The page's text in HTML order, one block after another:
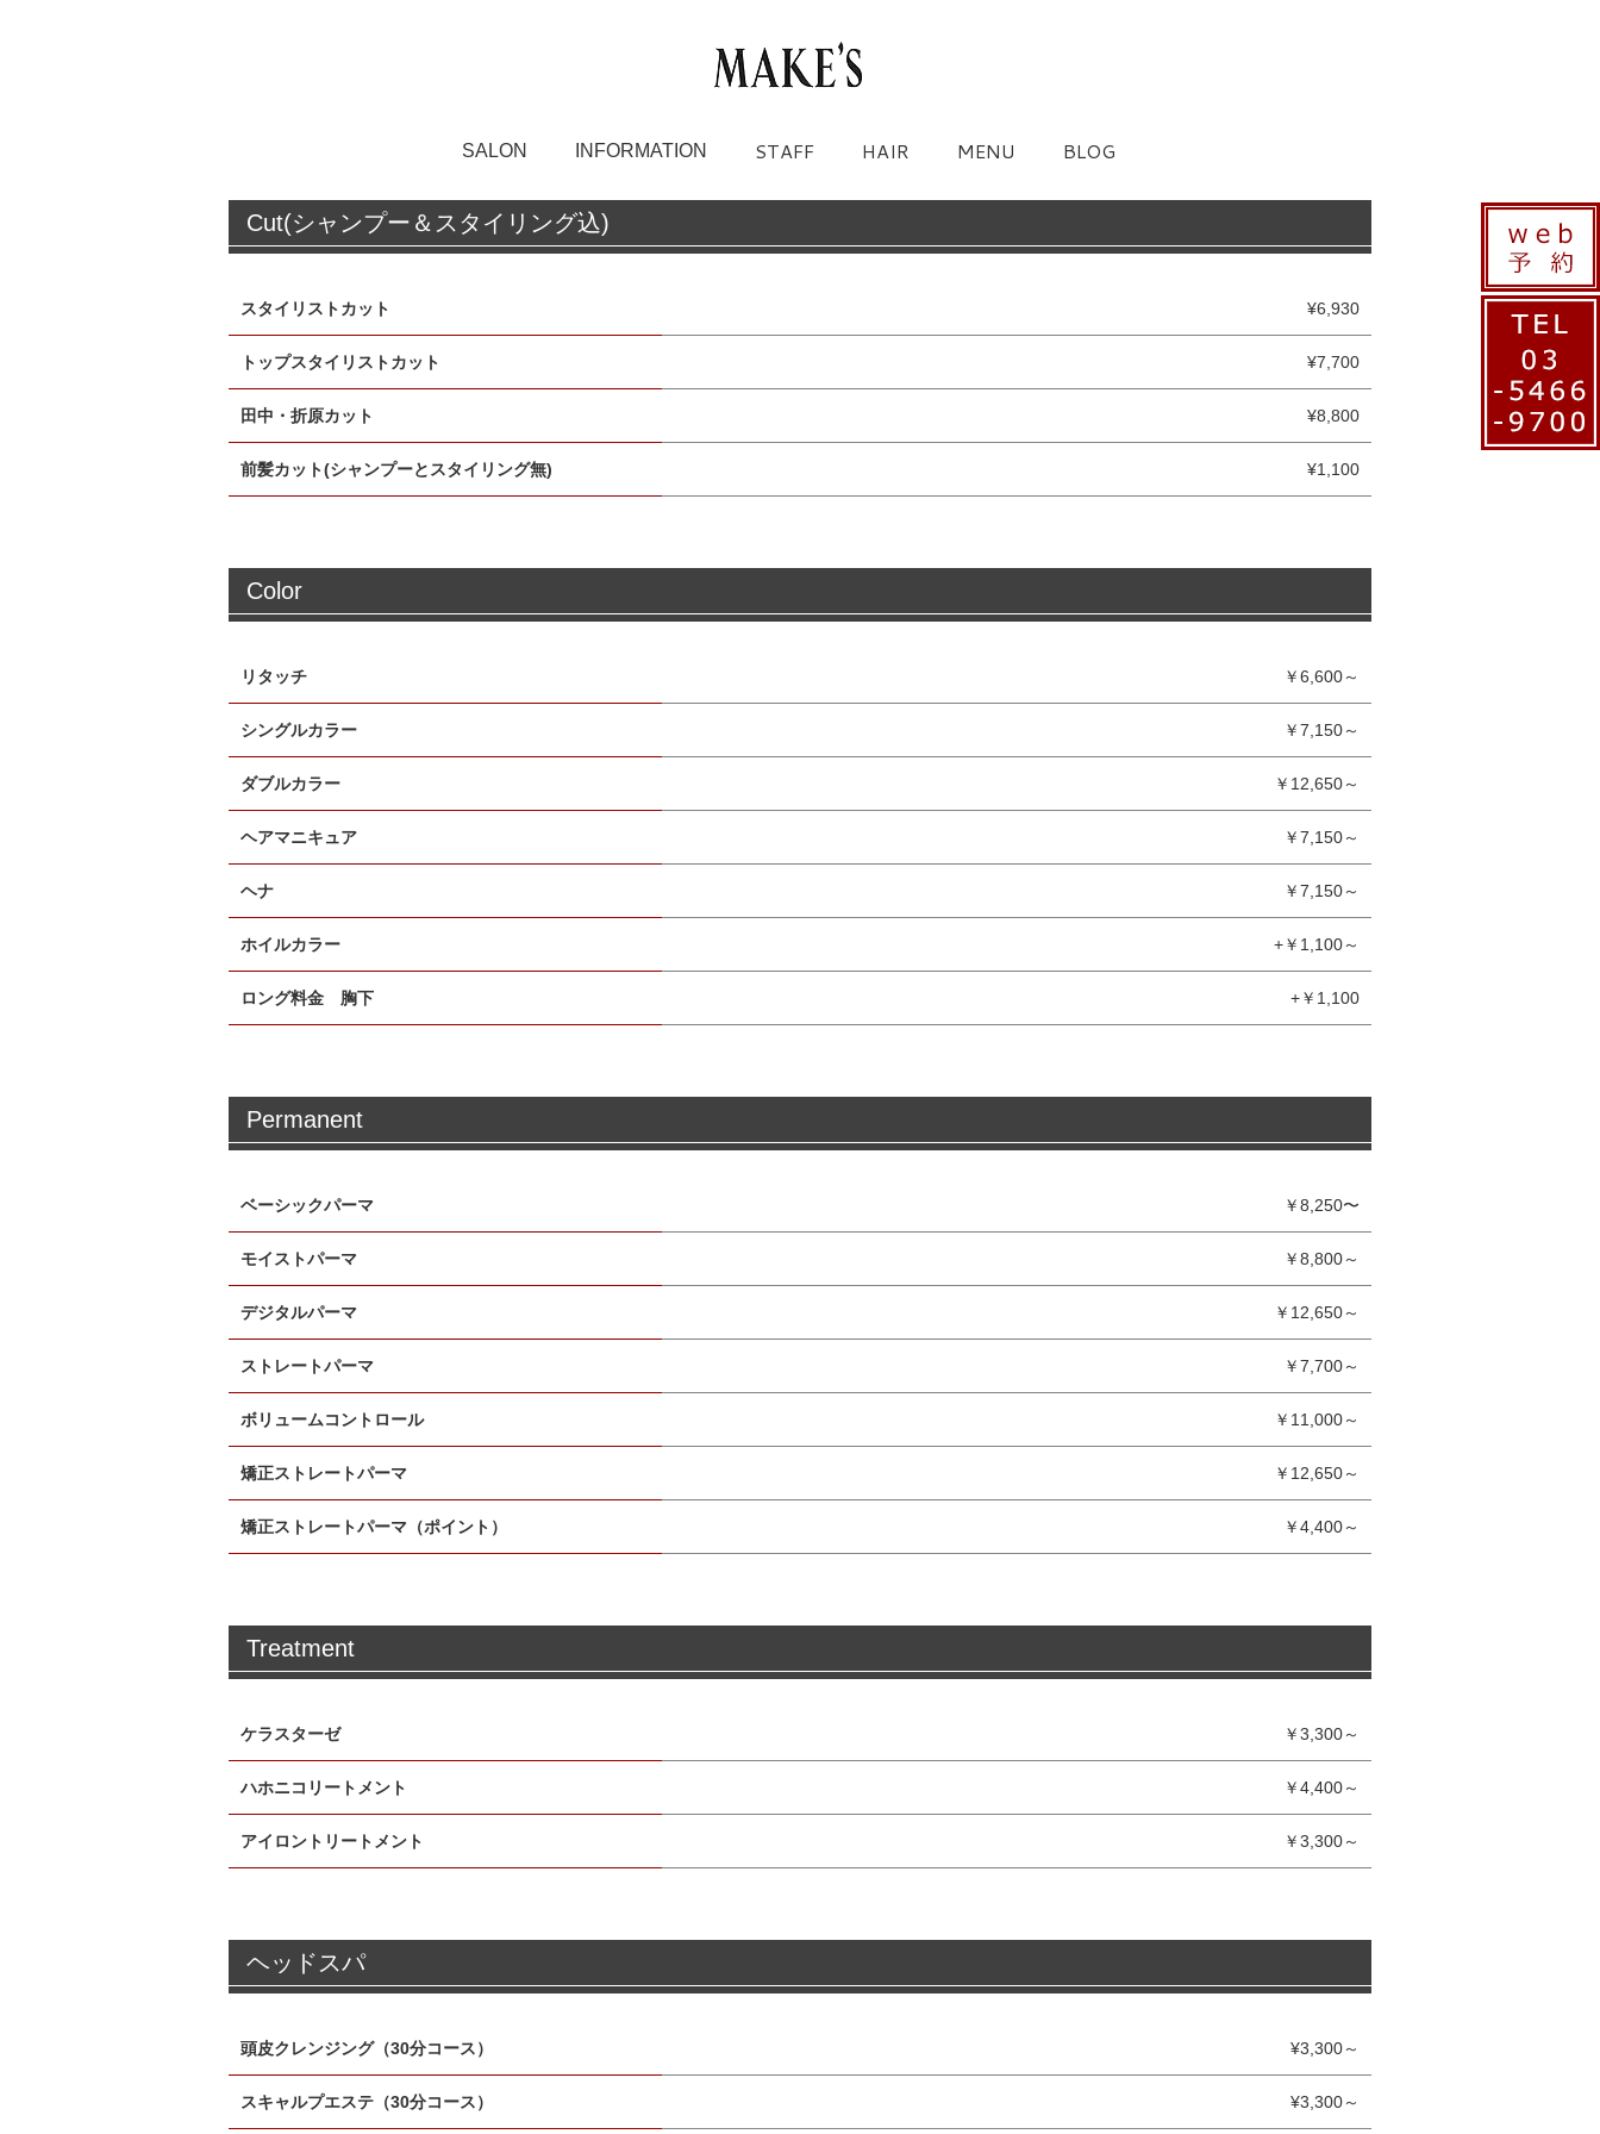
SALON INFORMATION STAFF HAIR MENU BLOG
Cut(シャンプー＆スタイリング込)
スタイリストカット ¥6,930
トップスタイリストカット ¥7,700
田中・折原カット ¥8,800
前髪カット(シャンプーとスタイリング無) ¥1,100
Color
リタッチ ￥6,600～
シングルカラー ￥7,150～
ダブルカラー ￥12,650～
ヘアマニキュア ￥7,150～
ヘナ ￥7,150～
ホイルカラー +￥1,100～
ロング料金 胸下 +￥1,100
Permanent
ベーシックパーマ ￥8,250〜
モイストパーマ ￥8,800～
デジタルパーマ ￥12,650～
ストレートパーマ ￥7,700～
ボリュームコントロール ￥11,000～
矯正ストレートパーマ ￥12,650～
矯正ストレートパーマ（ポイント） ￥4,400～
Treatment
ケラスターゼ ￥3,300～
ハホニコリートメント ￥4,400～
アイロントリートメント ￥3,300～
ヘッドスパ
頭皮クレンジング（30分コース） ¥3,300～
スキャルプエステ（30分コース） ¥3,300～